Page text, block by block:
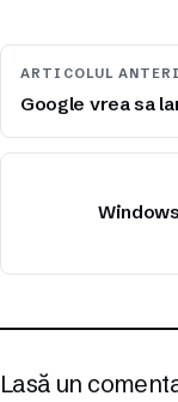
ARTICOLUL
Google vrea sa
Lasă un